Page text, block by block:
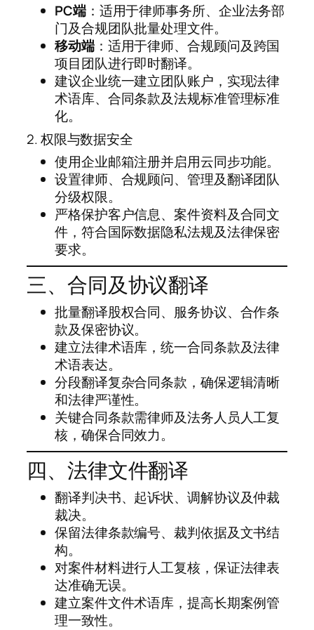
PC端：适用于律师事务所、企业法务部
门及合规团队批量处理文件。
移动端：适用于律师、合规顾问及跨国
项目团队进行即时翻译。
建议企业统一建立团队账户，实现法律
术语库、合同条款及法规标准管理标准
化。
2. 权限与数据安全
使用企业邮箱注册并启用云同步功能。
设置律师、合规顾问、管理及翻译团队
分级权限。
严格保护客户信息、案件资料及合同文
件，符合国际数据隐私法规及法律保密
要求。
三、合同及协议翻译
批量翻译股权合同、服务协议、合作条
款及保密协议。
建立法律术语库，统一合同条款及法律
术语表达。
分段翻译复杂合同条款，确保逻辑清晰
和法律严谨性。
关键合同条款需律师及法务人员人工复
核，确保合同效力。
四、法律文件翻译
翻译判决书、起诉状、调解协议及仲裁
裁决。
保留法律条款编号、裁判依据及文书结
构。
对案件材料进行人工复核，保证法律表
达准确无误。
建立案件文件术语库，提高长期案例管
理一致性。